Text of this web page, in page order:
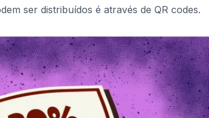
ser distribuídos é através de QR codes.